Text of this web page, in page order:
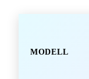
MODELL